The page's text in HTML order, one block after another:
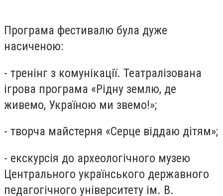
Програма фестивалю була дуже
насиченою:
- тренінг з комунікації. Театралізована
ігрова програма «Рідну землю, де
живемо, Україною ми звемо!»;
- творча майстерня «Серце віддаю дітям»;
- екскурсія до археологічного музею
Центрального українського державного
педагогічного університету ім. В.